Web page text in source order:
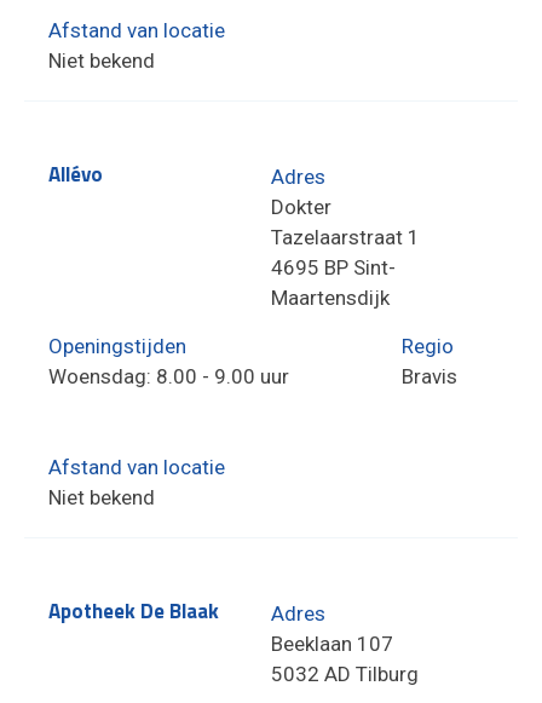
Afstand van locatie
Niet bekend
Allévo
Adres
Dokter
Tazelaarstraat 1
4695 BP Sint-
Maartensdijk
Openingstijden
Woensdag: 8.00 - 9.00 uur
Regio
Bravis
Afstand van locatie
Niet bekend
Apotheek De Blaak
Adres
Beeklaan 107
5032 AD Tilburg